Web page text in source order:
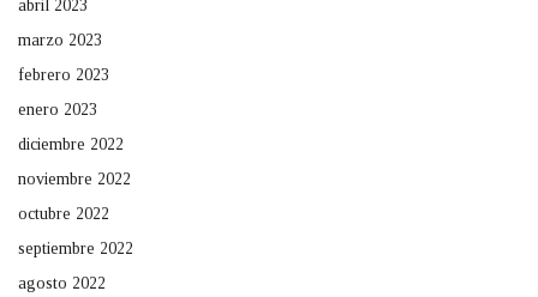
abril 2023
marzo 2023
febrero 2023
enero 2023
diciembre 2022
noviembre 2022
octubre 2022
septiembre 2022
agosto 2022